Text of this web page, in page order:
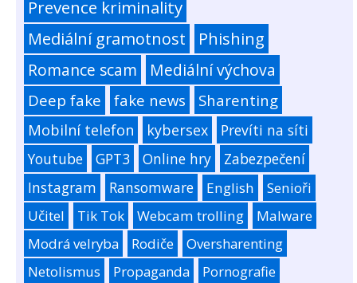
Prevence kriminality
Mediální gramotnost
Phishing
Romance scam
Mediální výchova
Deep fake fake news Sharenting
Mobilní telefon kybersex
Prevíti na síti
Youtube
GPT3 Online hry
Zabezpečení
Instagram
Ransomware English
Senioři
Učitel
Tik Tok Webcam trolling
Malware
Modrá velryba
Rodiče
Oversharenting
Netolismus
Propaganda
Pornografie